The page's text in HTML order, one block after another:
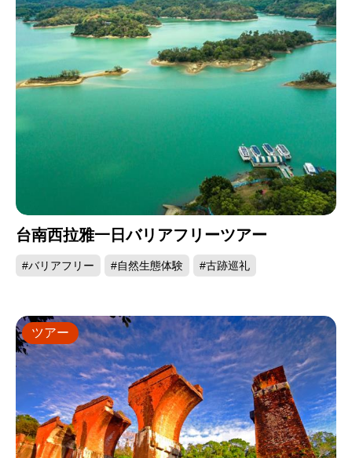
台南西拉雅一日バリアフリーツアー
#バリアフリー #自然生態体験 #古跡巡礼
ツアー